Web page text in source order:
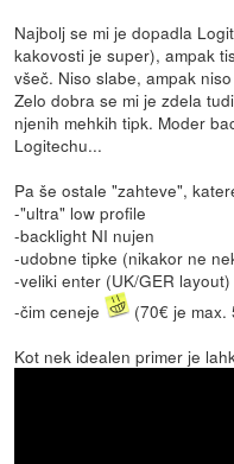
Najbolj se mi je dopadla
kakovosti je super), ampak
všeč. Niso slabe, ampak
Zelo dobra se mi je zdela
njenih mehkih tipk. Moder
Logitechu...
Pa še ostale "zahteve",
-"ultra" low profile
-backlight NI nujen
-udobne tipke (nikakor ne
-veliki enter (UK/GER layout)
-čim ceneje
(70€ je max.
Kot nek idealen primer je